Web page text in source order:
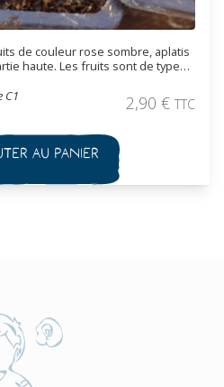
de couleur rose sombre, aplatis
haute. Les fruits sont de type
productive est de mi-
C1
2,90 € TTC
au panier